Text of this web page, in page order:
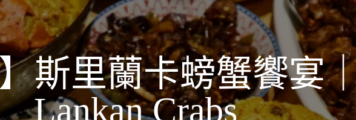
斯里蘭卡螃蟹饗宴
Lankan Crabs